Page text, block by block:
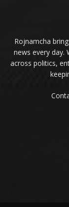
Rojnamcha
news every day.
across politics,